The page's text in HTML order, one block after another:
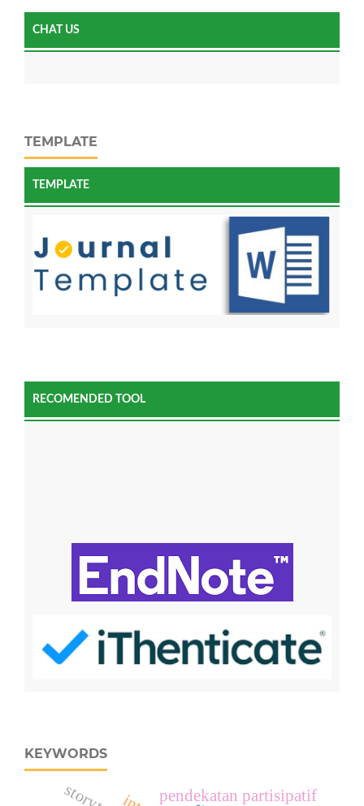
CHAT US
TEMPLATE
TEMPLATE
RECOMENDED TOOL
KEYWORDS
pendekatan partisipatif